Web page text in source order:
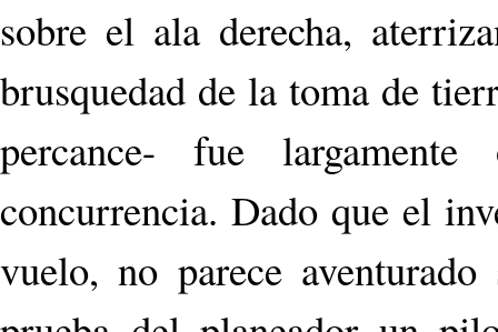
sobre el ala derecha,
brusquedad de la toma de
percance- fue largamente
concurrencia. Dado que el
vuelo, no parece